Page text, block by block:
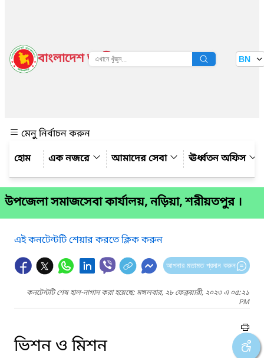
বাংলাদেশ জাতীয় তথ্য বাতায়ন BN
মেনু নির্বাচন করুন
এক নজরে
আমাদের সেবা ঊর্ধ্বতন অফিস
উপজেলা সমাজসেবা কার্যালয়, নড়িয়া, শরীয়তপুর ।
এই কনটেন্টটি শেয়ার করতে ক্লিক করুন
আপনার মতামত প্রদান করুন
কনটেন্টটি শেষ হাল-নাগাদ করা হয়েছে: মঙ্গলবার, ২৮ ফেব্রুয়ারী, ২০২৩ এ ০৫:২১
PM
ভিশন ও মিশন